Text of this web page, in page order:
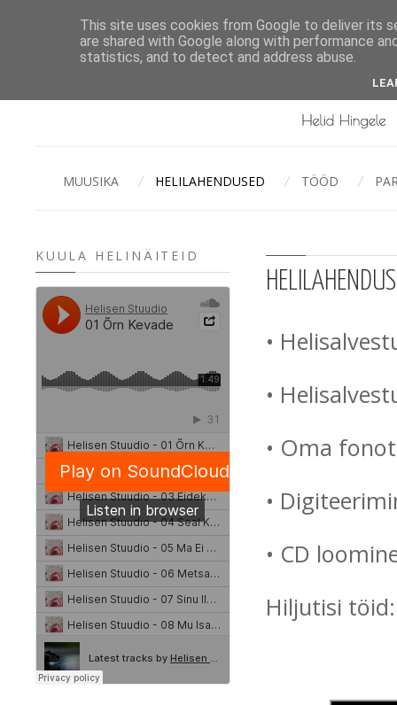
MUUSIKA HELILAHENDUSED TÖÖD
•
•
• Oma
•
• CD
Hiljutisi töid:
KUULA HELINÄITEID
This site uses cookies from Google to deliver its
are shared with Google along with performance
statistics, and to detect and address abuse.